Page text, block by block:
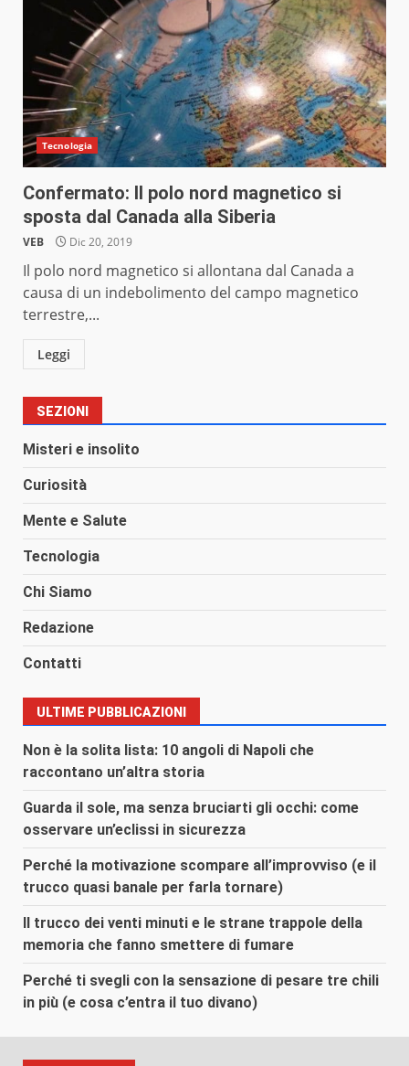
Tecnologia
Confermato: Il polo nord magnetico si
sposta dal Canada alla Siberia
VEB Dic 20, 2019
Il polo nord magnetico si allontana dal Canada a
causa di un indebolimento del campo magnetico
terrestre,...
Leggi
SEZIONI
Misteri e insolito
Curiosità
Mente e Salute
Tecnologia
Chi Siamo
Redazione
Contatti
ULTIME PUBBLICAZIONI
Non è la solita lista: 10 angoli di Napoli che
raccontano un’altra storia
Guarda il sole, ma senza bruciarti gli occhi: come
osservare un’eclissi in sicurezza
Perché la motivazione scompare all’improvviso (e il
trucco quasi banale per farla tornare)
Il trucco dei venti minuti e le strane trappole della
memoria che fanno smettere di fumare
Perché ti svegli con la sensazione di pesare tre chili
in più (e cosa c’entra il tuo divano)